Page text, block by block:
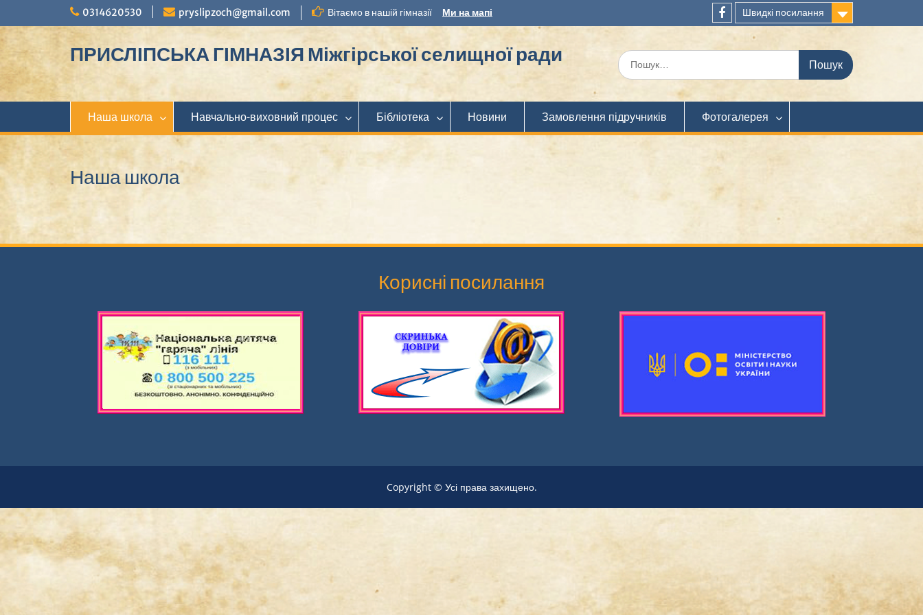
0314620530 pryslipzoch@gmail.com Вітаємо в нашій гімназії Ми на мапі
Швидкі посилання
Facebook
ПРИСЛІПСЬКА ГІМНАЗІЯ Міжгірської селищної ради Шукати:
Наша школа Навчально-виховний процес Бібліотека Новини Замовлення підручників Фотогалерея
Наша школа
Корисні посилання
Copyright © Усі права захищено.